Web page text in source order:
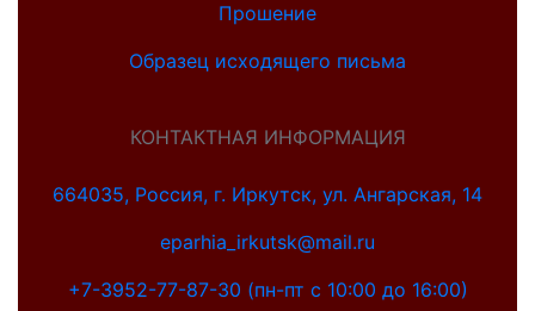
Прошение
Образец исходящего письма
КОНТАКТНАЯ ИНФОРМАЦИЯ
664035, Россия, г. Иркутск, ул. Ангарская, 14
eparhia_irkutsk@mail.ru
+7-3952-77-87-30 (пн-пт с 10:00 до 16:00)